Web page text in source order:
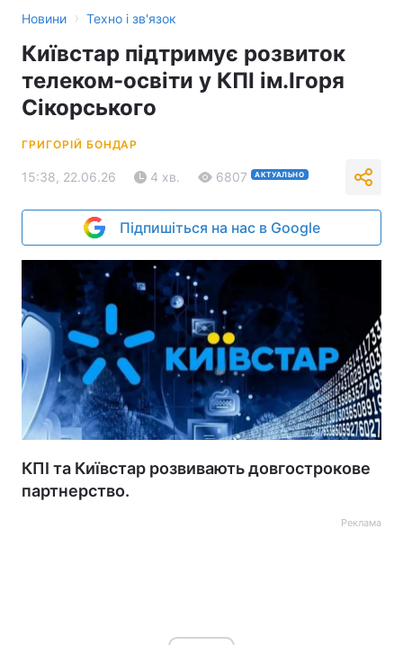
Новини › Техно і зв'язок
Київстар підтримує розвиток
телеком-освіти у КПІ ім.Ігоря
Сікорського
ГРИГОРІЙ БОНДАР
15:38, 22.06.26 4 хв. 6807 АКТУАЛЬНО
Підпишіться на нас в Google
КПІ та Київстар розвивають довгострокове
партнерство.
Реклама